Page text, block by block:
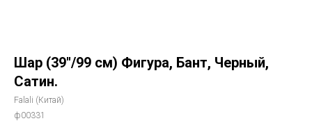
Шар (39''/99 см) Фигура, Бант, Черный,
Сатин.
Falali (Китай)
ф00331